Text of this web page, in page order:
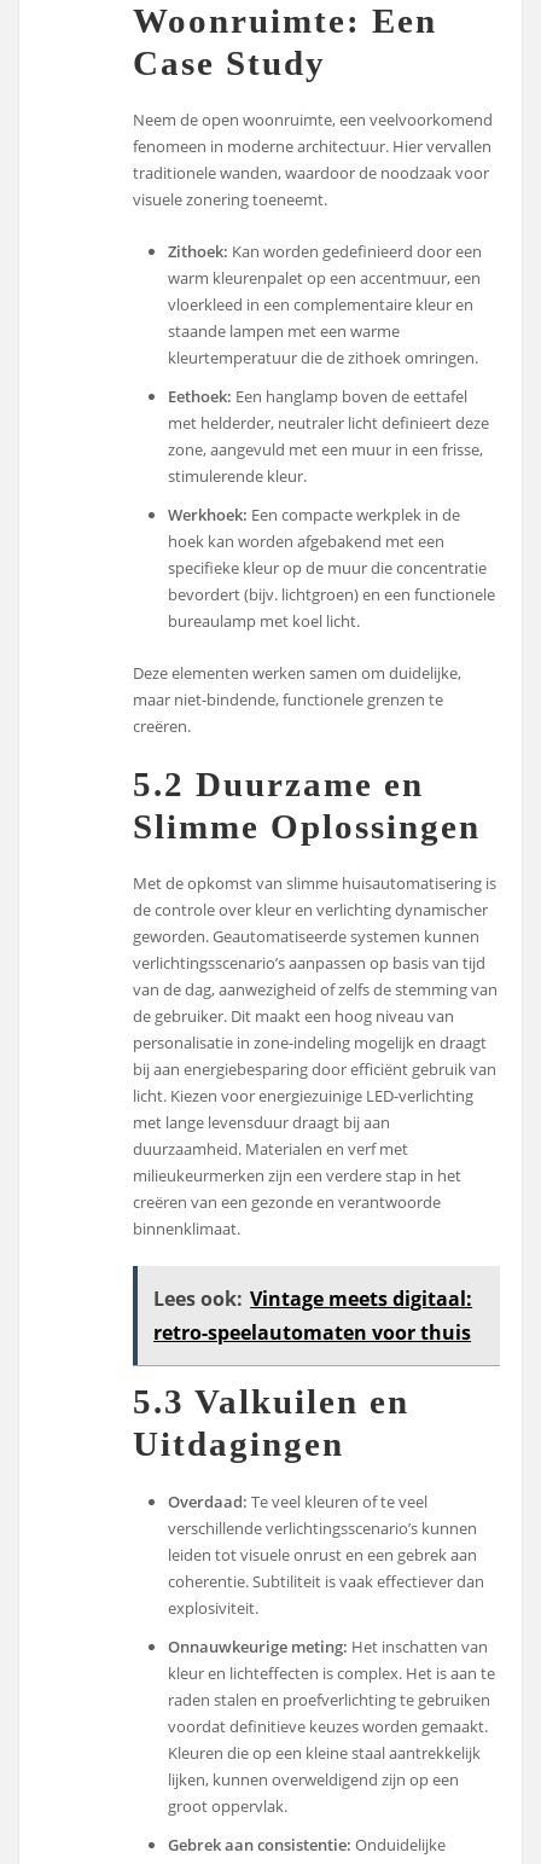
Woonruimte: Een
Case Study
Neem de open woonruimte, een veelvoorkomend
fenomeen in moderne architectuur. Hier vervallen
traditionele wanden, waardoor de noodzaak voor
visuele zonering toeneemt.
Zithoek: Kan worden gedefinieerd door een
warm kleurenpalet op een accentmuur, een
vloerkleed in een complementaire kleur en
staande lampen met een warme
kleurtemperatuur die de zithoek omringen.
Eethoek: Een hanglamp boven de eettafel
met helderder, neutraler licht definieert deze
zone, aangevuld met een muur in een frisse,
stimulerende kleur.
Werkhoek: Een compacte werkplek in de
hoek kan worden afgebakend met een
specifieke kleur op de muur die concentratie
bevordert (bijv. lichtgroen) en een functionele
bureaulamp met koel licht.
Deze elementen werken samen om duidelijke,
maar niet-bindende, functionele grenzen te
creëren.
5.2 Duurzame en
Slimme Oplossingen
Met de opkomst van slimme huisautomatisering is
de controle over kleur en verlichting dynamischer
geworden. Geautomatiseerde systemen kunnen
verlichtingsscenario’s aanpassen op basis van tijd
van de dag, aanwezigheid of zelfs de stemming van
de gebruiker. Dit maakt een hoog niveau van
personalisatie in zone-indeling mogelijk en draagt
bij aan energiebesparing door efficiënt gebruik van
licht. Kiezen voor energiezuinige LED-verlichting
met lange levensduur draagt bij aan
duurzaamheid. Materialen en verf met
milieukeurmerken zijn een verdere stap in het
creëren van een gezonde en verantwoorde
binnenklimaat.
Lees ook: Vintage meets digitaal:
retro-speelautomaten voor thuis
5.3 Valkuilen en
Uitdagingen
Overdaad: Te veel kleuren of te veel
verschillende verlichtingsscenario’s kunnen
leiden tot visuele onrust en een gebrek aan
coherentie. Subtiliteit is vaak effectiever dan
explosiviteit.
Onnauwkeurige meting: Het inschatten van
kleur en lichteffecten is complex. Het is aan te
raden stalen en proefverlichting te gebruiken
voordat definitieve keuzes worden gemaakt.
Kleuren die op een kleine staal aantrekkelijk
lijken, kunnen overweldigend zijn op een
groot oppervlak.
Gebrek aan consistentie: Onduidelijke